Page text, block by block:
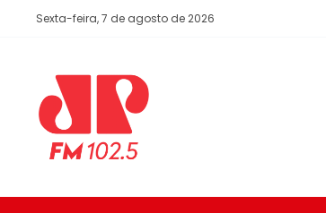
Sexta-feira, 7 de agosto de 2026